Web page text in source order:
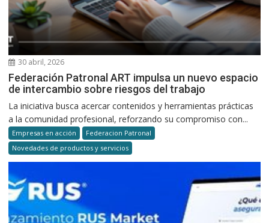
30 abril, 2026
Federación Patronal ART impulsa un nuevo espacio
de intercambio sobre riesgos del trabajo
La iniciativa busca acercar contenidos y herramientas prácticas
a la comunidad profesional, reforzando su compromiso con...
Empresas en acción
Federacion Patronal
Novedades de productos y servicios